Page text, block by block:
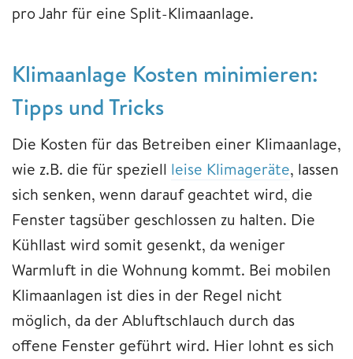
pro Jahr für eine Split-Klimaanlage.
Klimaanlage Kosten minimieren:
Tipps und Tricks
Die Kosten für das Betreiben einer Klimaanlage,
wie z.B. die für speziell leise Klimageräte, lassen
sich senken, wenn darauf geachtet wird, die
Fenster tagsüber geschlossen zu halten. Die
Kühllast wird somit gesenkt, da weniger
Warmluft in die Wohnung kommt. Bei mobilen
Klimaanlagen ist dies in der Regel nicht
möglich, da der Abluftschlauch durch das
offene Fenster geführt wird. Hier lohnt es sich